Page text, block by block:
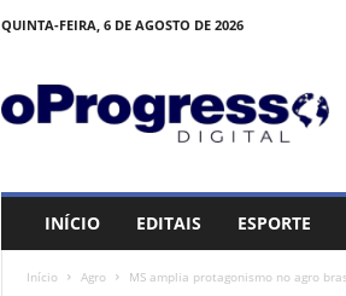
QUINTA-FEIRA, 6 DE AGOSTO DE 2026
R
INÍCIO EDITAIS ESPORTE
Início Agro MS amplia protagonismo no agro